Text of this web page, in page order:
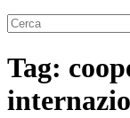
Tag: